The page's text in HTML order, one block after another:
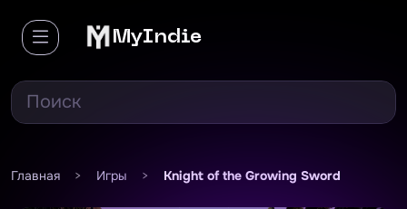
MyIndie
Главная > Игры > Knight of the Growing Sword